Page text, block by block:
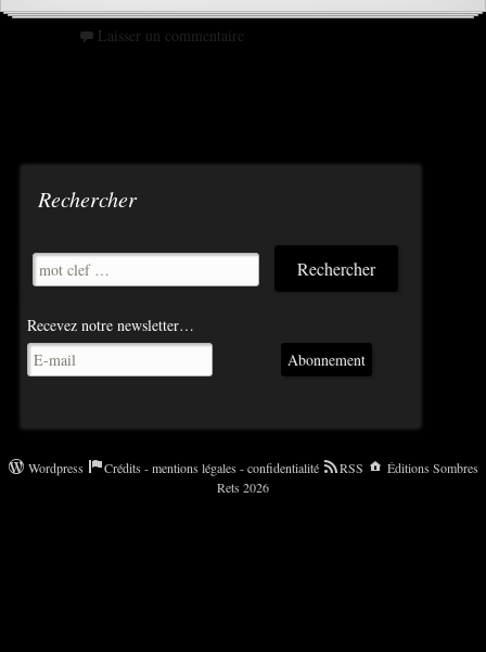
Laisser un commentaire
Rechercher
Recevez notre newsletter…
Abonnement
Wordpress Crédits - mentions légales - confidentialité RSS
Éditions Sombres
Rets 2026